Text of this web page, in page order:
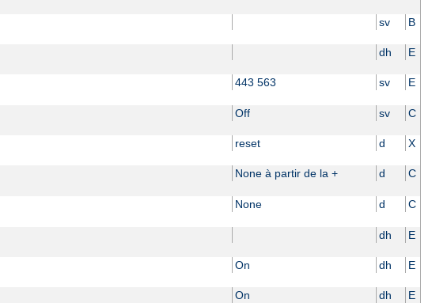
sv B
dh E
443 563 sv E
Off sv C
reset d X
None à partir de la + d C
None d C
dh E
On dh E
On dh E